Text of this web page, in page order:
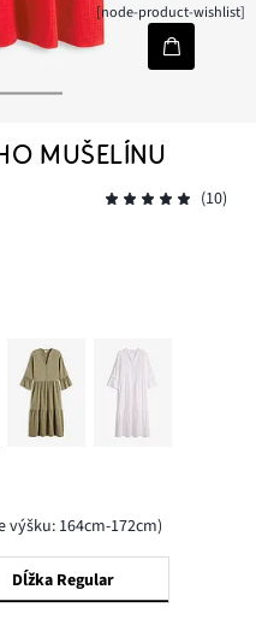
[node-product-wishlist]
MUŠELÍNU
(10)
výšku: 164cm-172cm)
Dĺžka Regular